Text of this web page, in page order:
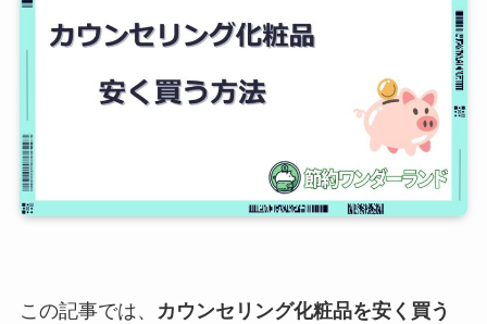
この記事では、
カウンセリング化粧品を安く買う